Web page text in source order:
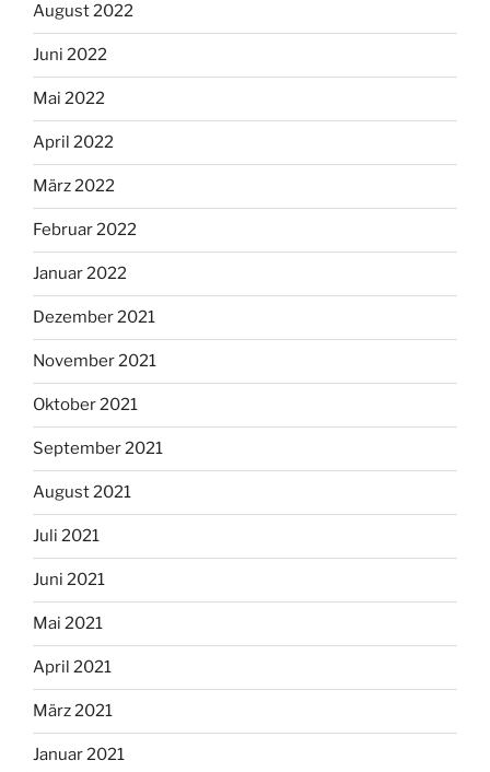
August 2022
Juni 2022
Mai 2022
April 2022
März 2022
Februar 2022
Januar 2022
Dezember 2021
November 2021
Oktober 2021
September 2021
August 2021
Juli 2021
Juni 2021
Mai 2021
April 2021
März 2021
Januar 2021